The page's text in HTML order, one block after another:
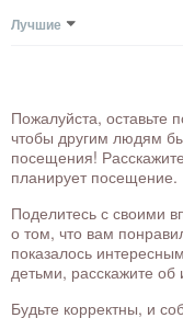
Лучшие
Пожалуйста, оставьте
чтобы другим людям
посещения!
планирует посещение.
Поделитесь с своими
о том, что вам
показалось
детьми, расскажите об
Будьте корректны, и